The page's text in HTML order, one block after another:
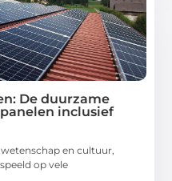
De duurzame
inclusief
en cultuur,
op vele